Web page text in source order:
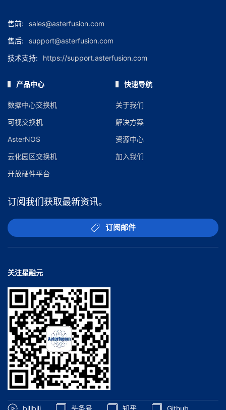
售前:
sales@asterfusion.com
售后:
support@asterfusion.com
技术支持:
https://support.asterfusion.com
产品中心
数据中心交换机
可视交换机
AsterNOS
云化园区交换机
开放硬件平台
快速导航
关于我们
解决方案
资源中心
加入我们
订阅我们获取最新资讯。
订阅邮件
关注星融元
bilibili 头条号 知乎 Github